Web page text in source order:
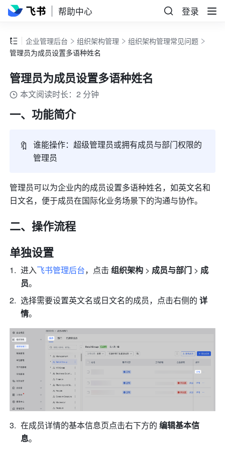
帮助中心 登录
企业管理后台 组织架构管理
组织架构管理常见问题
管理员为成员设置多语种姓名
管理员为成员设置多语种姓名
本文阅读时长：2 分钟
一、功能简介
🔖
谁能操作：超级管理员或拥有成员与部门权限的
管理员
管理员可以为企业内的成员设置多语种姓名，如英文名和
日文名，便于成员在国际化业务场景下的沟通与协作。
二、操作流程
单独设置
进入飞书管理后台，点击 组织架构 > 成员与部门 > 成
员。
选择需要设置英文名或日文名的成员，点击右侧的 详
情。
在成员详情的基本信息页点击右下方的 编辑基本信
息。